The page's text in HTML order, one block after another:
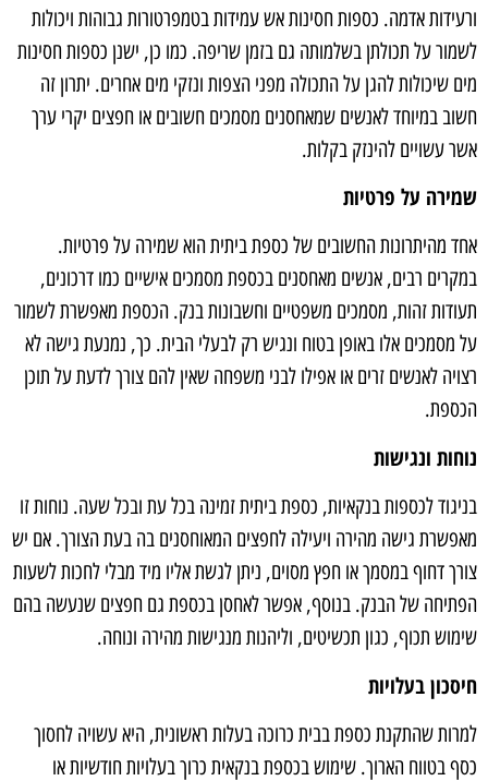
ורעידות אדמה. כספות חסינות אש עמידות בטמפרטורות גבוהות ויכולות
לשמור על תכולתן בשלמותה גם בזמן שריפה. כמו כן, ישנן כספות חסינות
מים שיכולות להגן על התכולה מפני הצפות ונזקי מים אחרים. יתרון זה
חשוב במיוחד לאנשים שמאחסנים מסמכים חשובים או חפצים יקרי ערך
אשר עשויים להינזק בקלות.
שמירה על פרטיות
אחד מהיתרונות החשובים של כספת ביתית הוא שמירה על פרטיות.
במקרים רבים, אנשים מאחסנים בכספת מסמכים אישיים כמו דרכונים,
תעודות זהות, מסמכים משפטיים וחשבונות בנק. הכספת מאפשרת לשמור
על מסמכים אלו באופן בטוח ונגיש רק לבעלי הבית. כך, נמנעת גישה לא
רצויה לאנשים זרים או אפילו לבני משפחה שאין להם צורך לדעת על תוכן
הכספת.
נוחות ונגישות
בניגוד לכספות בנקאיות, כספת ביתית זמינה בכל עת ובכל שעה. נוחות זו
מאפשרת גישה מהירה ויעילה לחפצים המאוחסנים בה בעת הצורך. אם יש
צורך דחוף במסמך או חפץ מסוים, ניתן לגשת אליו מיד מבלי לחכות לשעות
הפתיחה של הבנק. בנוסף, אפשר לאחסן בכספת גם חפצים שנעשה בהם
שימוש תכוף, כגון תכשיטים, וליהנות מנגישות מהירה ונוחה.
חיסכון בעלויות
למרות שהתקנת כספת בבית כרוכה בעלות ראשונית, היא עשויה לחסוך
כסף בטווח הארוך. שימוש בכספת בנקאית כרוך בעלויות חודשיות או